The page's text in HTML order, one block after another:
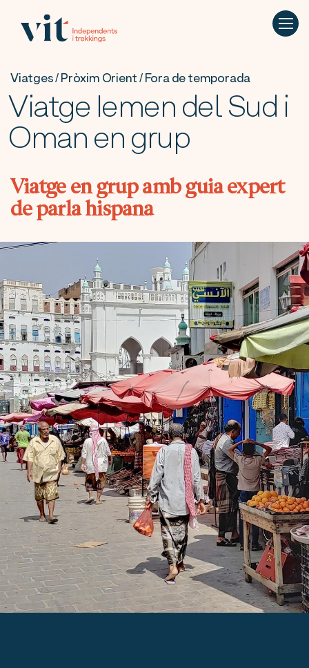
Viatges / Pròxim Orient / Fora de temporada
Viatge Iemen del Sud i
Oman en grup
Viatge en grup amb guia expert
de parla hispana